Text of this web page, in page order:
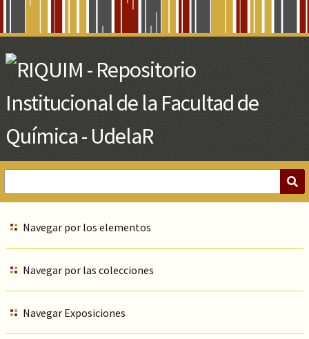
Main
Content
Navegar por los elementos
Navegar por las colecciones
Navegar Exposiciones